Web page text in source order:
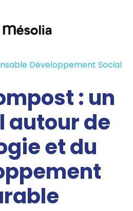
Développement Social
: un
autour de
et du